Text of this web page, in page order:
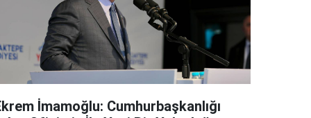
İmamoğlu: Cumhurbaşkanlığı